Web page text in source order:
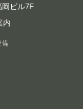
ビル7F
内
備